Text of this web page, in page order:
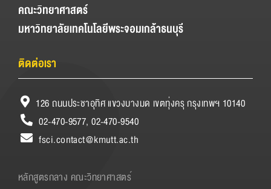
คณะวิทยาศาสตร์
มหาวิทยาลัยเทคโนโลยีพระจอมเกล้าธนบุรี
ติดต่อเรา
126 ถนนประชาอุทิศ แขวงบางมด เขตทุ่งครุ กรุงเทพฯ 10140
02-470-9577, 02-470-9540
fsci.contact@kmutt.ac.th
หลักสูตรกลาง คณะวิทยาศาสตร์